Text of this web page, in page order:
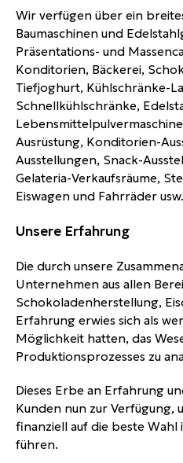
Wir verfügen über ein
Baumaschinen und
Präsentations- und
Konditorien, Bäckerei,
Tiefjoghurt, Kühlschränke-
Schnellkühlschränke,
Ausrüstung, Konditorien-
Ausstellungen, Snack-
Gelateria-Verkaufsräume,
Eiswagen und Fahrräder usw.
Unsere Erfahrung
Die durch unsere
Unternehmen aus allen
Schokoladenherstellung,
Erfahrung erwies sich als
Möglichkeit hatten, das
Produktionsprozesses zu
Dieses Erbe an Erfahrung
Kunden nun zur Verfügung,
finanziell auf die beste Wahl
führen.